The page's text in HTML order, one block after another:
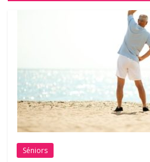
Séniors